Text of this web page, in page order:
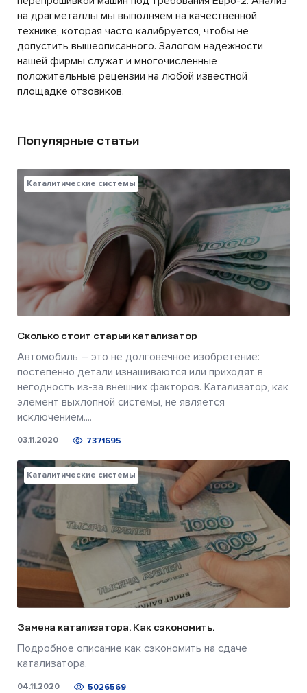
на драгметаллы мы выполняем на качественной
технике, которая часто калибруется, чтобы не
допустить вышеописанного. Залогом надежности
нашей фирмы служат и многочисленные
положительные рецензии на любой известной
площадке отзовиков.
Популярные статьи
Каталитические системы
Сколько стоит старый катализатор
Автомобиль – это не долговечное изобретение:
постепенно детали изнашиваются или приходят в
негодность из-за внешних факторов. Катализатор, как
элемент выхлопной системы, не является
исключением....
03.11.2020 7371695
Каталитические системы
Замена катализатора. Как сэкономить.
Подробное описание как сэкономить на сдаче
катализатора.
04.11.2020 5026569